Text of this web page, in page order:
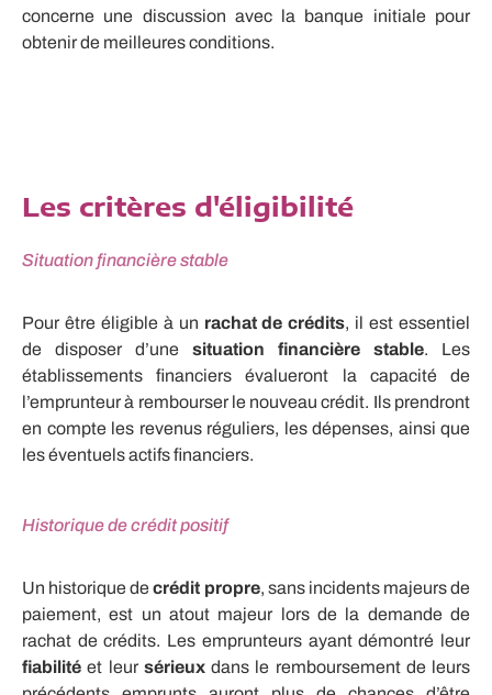
concerne une discussion avec la banque initiale pour
obtenir de meilleures conditions.
Les critères d'éligibilité
Situation financière stable
Pour être éligible à un rachat de crédits, il est essentiel
de disposer d’une situation financière stable. Les
établissements financiers évalueront la capacité de
l’emprunteur à rembourser le nouveau crédit. Ils prendront
en compte les revenus réguliers, les dépenses, ainsi que
les éventuels actifs financiers.
Historique de crédit positif
Un historique decrédit propre, sans incidents majeurs de
paiement, est un atout majeur lors de la demande de
rachat de crédits. Les emprunteurs ayant démontré leur
fiabilitéet leur sérieux dans le remboursement de leurs